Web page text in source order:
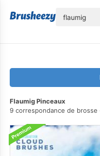
Flaumig Pinceaux
9 correspondance de brosse